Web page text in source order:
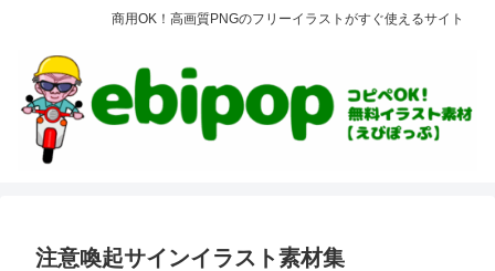
商用OK！高画質PNGのフリーイラストがすぐ使えるサイト
注意喚起サインイラスト素材集